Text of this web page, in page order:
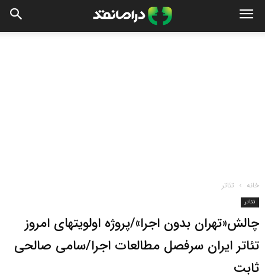
خانه تئاتر
تئاتر
چالش«تهران بدون اجرا»/پروژه اولویتهای امروز
تئاتر ایران سرفصل مطالعات اجرا/سامی صالحی
ثابت